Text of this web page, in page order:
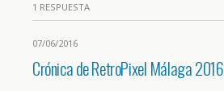
1 RESPUESTA
07/06/2016
Crónica de RetroPixel Málaga 2016